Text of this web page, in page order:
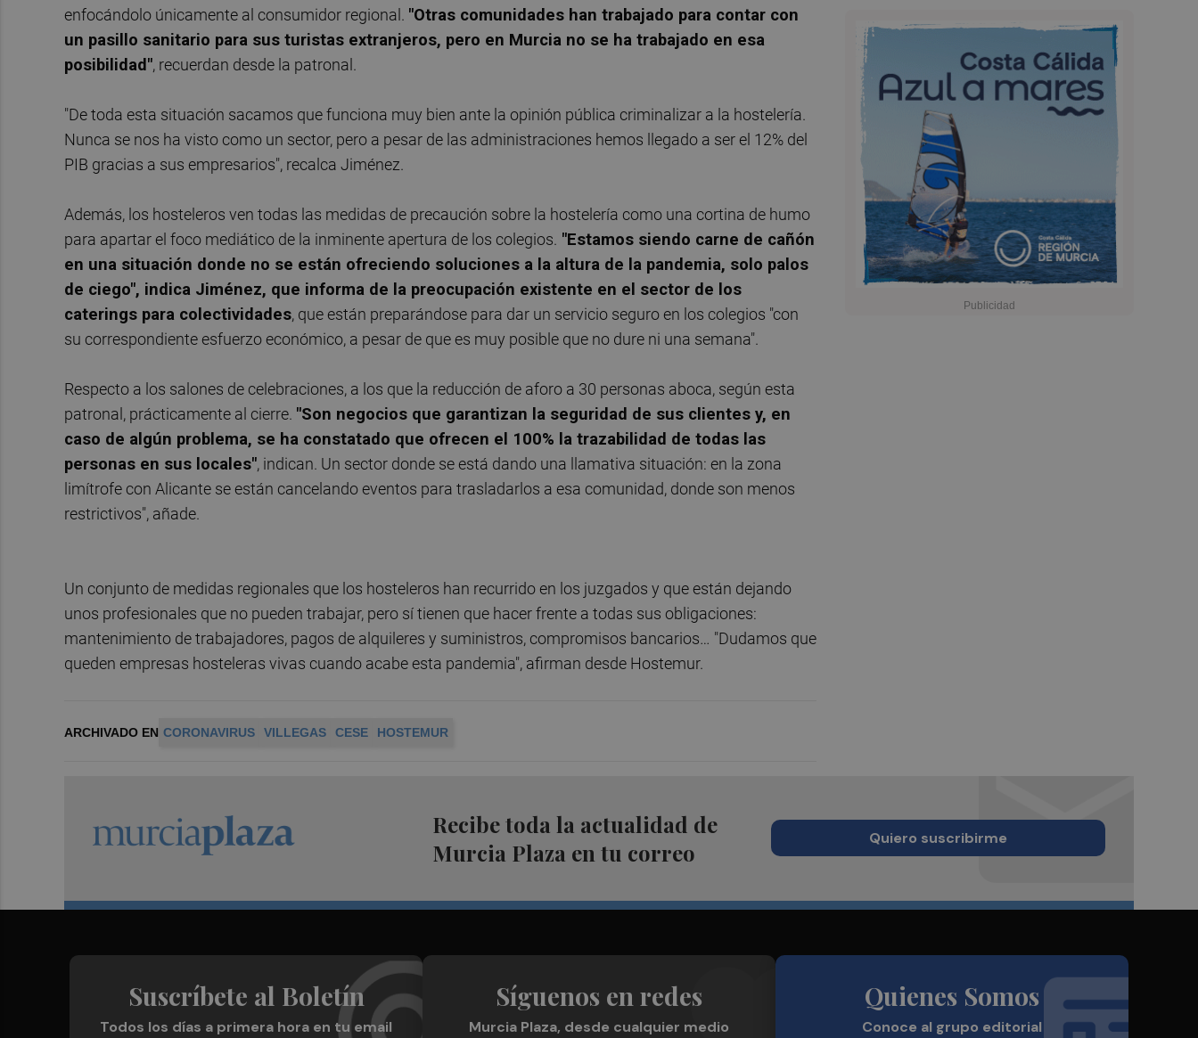
enfocándolo únicamente al consumidor regional. "Otras comunidades han trabajado para contar con
un pasillo sanitario para sus turistas extranjeros, pero en Murcia no se ha trabajado en esa
posibilidad", recuerdan desde la patronal.
"De toda esta situación sacamos que funciona muy bien ante la opinión pública criminalizar a la hostelería.
Nunca se nos ha visto como un sector, pero a pesar de las administraciones hemos llegado a ser el 12% del
PIB gracias a sus empresarios", recalca Jiménez.
Además, los hosteleros ven todas las medidas de precaución sobre la hostelería como una cortina de humo
para apartar el foco mediático de la inminente apertura de los colegios. "Estamos siendo carne de cañón
en una situación donde no se están ofreciendo soluciones a la altura de la pandemia, solo palos
de ciego", indica Jiménez, que informa de la preocupación existente en el sector de los
caterings para colectividades, que están preparándose para dar un servicio seguro en los colegios "con
su correspondiente esfuerzo económico, a pesar de que es muy posible que no dure ni una semana".
Respecto a los salones de celebraciones, a los que la reducción de aforo a 30 personas aboca, según esta
patronal, prácticamente al cierre. "Son negocios que garantizan la seguridad de sus clientes y, en
caso de algún problema, se ha constatado que ofrecen el 100% la trazabilidad de todas las
personas en sus locales", indican. Un sector donde se está dando una llamativa situación: en la zona
limítrofe con Alicante se están cancelando eventos para trasladarlos a esa comunidad, donde son menos
restrictivos", añade.
Un conjunto de medidas regionales que los hosteleros han recurrido en los juzgados y que están dejando
unos profesionales que no pueden trabajar, pero sí tienen que hacer frente a todas sus obligaciones:
mantenimiento de trabajadores, pagos de alquileres y suministros, compromisos bancarios… "Dudamos que
queden empresas hosteleras vivas cuando acabe esta pandemia", afirman desde Hostemur.
ARCHIVADO EN CORONAVIRUS VILLEGAS CESE HOSTEMUR
Recibe toda la actualidad de
Murcia Plaza en tu correo
Quiero suscribirme
Suscríbete al Boletín
Todos los días a primera hora en tu email
Síguenos en redes
Murcia Plaza, desde cualquier medio
Quienes Somos
Conoce al grupo editorial